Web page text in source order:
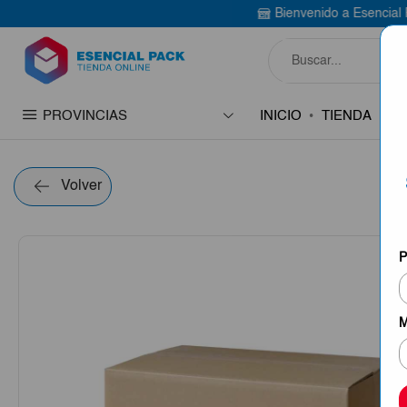
Bienvenido a Esencial Pack Compra aquí
PROVINCIAS INICIO TIENDA
Volver